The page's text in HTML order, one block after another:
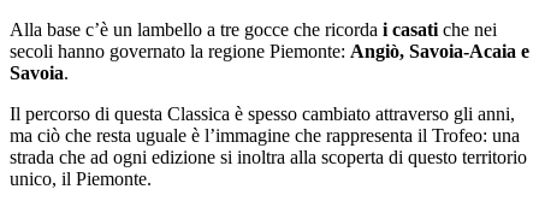
Alla base c’è un lambello a tre gocce che ricorda i casati che nei
secoli hanno governato la regione Piemonte: Angiò, Savoia-Acaia e
Savoia.
Il percorso di questa Classica è spesso cambiato attraverso gli anni,
ma ciò che resta uguale è l’immagine che rappresenta il Trofeo: una
strada che ad ogni edizione si inoltra alla scoperta di questo territorio
unico, il Piemonte.